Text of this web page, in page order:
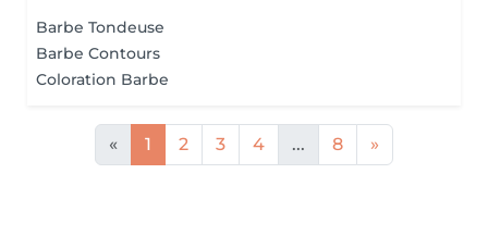
Barbe Tondeuse
Barbe Contours
Coloration Barbe
« 1 2 3 4 ... 8 »